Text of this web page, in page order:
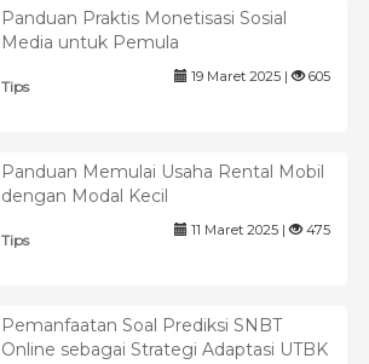
Panduan Praktis Monetisasi Sosial
Media untuk Pemula
Tips
19 Maret 2025 | 605
Panduan Memulai Usaha Rental Mobil
dengan Modal Kecil
Tips
11 Maret 2025 | 475
Pemanfaatan Soal Prediksi SNBT
Online sebagai Strategi Adaptasi UTBK